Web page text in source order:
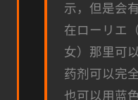
示，但是会
在ローリエ
女）那里可
药剂可以完
也可以用蓝